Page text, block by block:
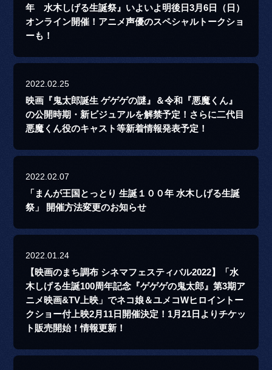
年 水木しげる生誕祭』いよいよ明後日3月6日（日）
オンライン開催！アニメ声優のスペシャルトークショ
ーも！
2022.02.25
映画『鬼太郎誕生 ゲゲゲの謎』＆令和『悪魔くん』
の公開時期・新ビジュアルを解禁予定！さらに二代目
悪魔くん役のキャスト等新着情報発表予定！
2022.02.07
「まんが王国とっとり 生誕１００年 水木しげる生誕
祭」 開催方法変更のお知らせ
2022.01.24
【映画のまち調布 シネマフェスティバル2022】「水
木しげる生誕100周年記念『ゲゲゲの鬼太郎』第3期ア
ニメ映画&TV上映」でネコ娘＆ユメコWヒロイントー
クショー付上映2月11日開催決定！1月21日よりチケッ
ト販売開始！情報更新！